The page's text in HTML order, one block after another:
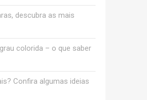
descubra as mais
colorida – o que saber
Confira algumas ideias